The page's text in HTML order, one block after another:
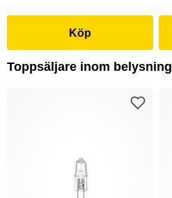
Köp
Toppsäljare inom belysning